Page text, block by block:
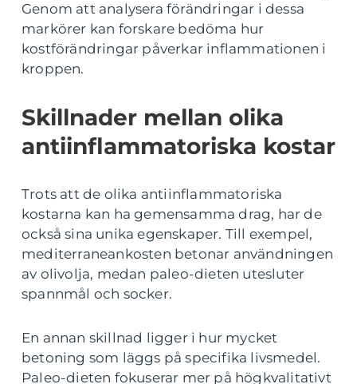
Genom att analysera förändringar i dessa
markörer kan forskare bedöma hur
kostförändringar påverkar inflammationen i
kroppen.
Skillnader mellan olika
antiinflammatoriska kostar
Trots att de olika antiinflammatoriska
kostarna kan ha gemensamma drag, har de
också sina unika egenskaper. Till exempel,
mediterraneankosten betonar användningen
av olivolja, medan paleo-dieten utesluter
spannmål och socker.
En annan skillnad ligger i hur mycket
betoning som läggs på specifika livsmedel.
Paleo-dieten fokuserar mer på högkvalitativt